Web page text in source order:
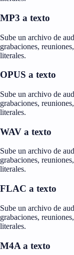
MP3 a texto
Sube un archivo de
grabaciones,
literales.
OPUS a texto
Sube un archivo de
grabaciones,
literales.
WAV a texto
Sube un archivo de
grabaciones,
literales.
FLAC a texto
Sube un archivo de
grabaciones,
literales.
M4A a texto